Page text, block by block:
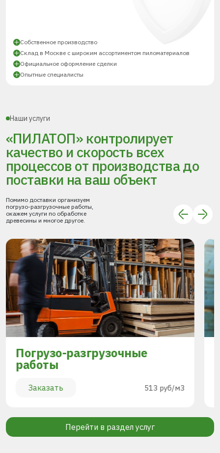
Собственное производство
Склад в Москве с широким ассортиментом пиломатериалов
Официальное оформление сделки
Опытные специалисты
Наши услуги
«ПИЛАТОП» контролирует
качество и скорость всех
процессовот производства до
поставки на ваш объект
Помимо доставки организуем
погрузо-разгрузочные работы,
окажем услуги по обработке
древесины и многое другое.
Погрузо-разгрузочные
работы
Заказать 513 руб/м3
Перейти в раздел услуг